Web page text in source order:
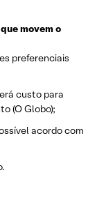
movem o
preferenciais
custo para
(O Globo);
acordo com